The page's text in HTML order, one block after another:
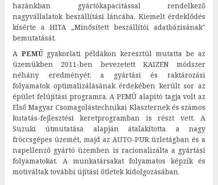
hazánkban gyártókapacitással rendelkező
nagyvállalatok beszállítási láncába. Kiemelt érdeklődés
kísérte a HITA „Minősített beszállítói adatbázisának"
bemutatását.
A PEMÜgyakorlati példákon keresztül mutatta be az
üzemükben 2011-ben bevezetett KAIZEN módszer
néhány eredményét: a gyártási és raktározási
folyamatok optimalizálásának érdekében került sor az
épület felújítási programra. A PEMÜ alapító tagja volt az
Első Magyar Csomagolástechnikai Klaszternek és számos
kutatás-fejlesztési keretprogramban is részt vett. A
Suzuki útmutatása alapján átalakította a nagy
fröccsgépes üzemét, majd az AUTO-PUR üzletágban és a
napellenző gyártó üzemben is racionalizálta a gyártási
folyamatokat. A munkatársakat folyamatos képzik és
motiváltak további újítási ötletek kidolgozásában.